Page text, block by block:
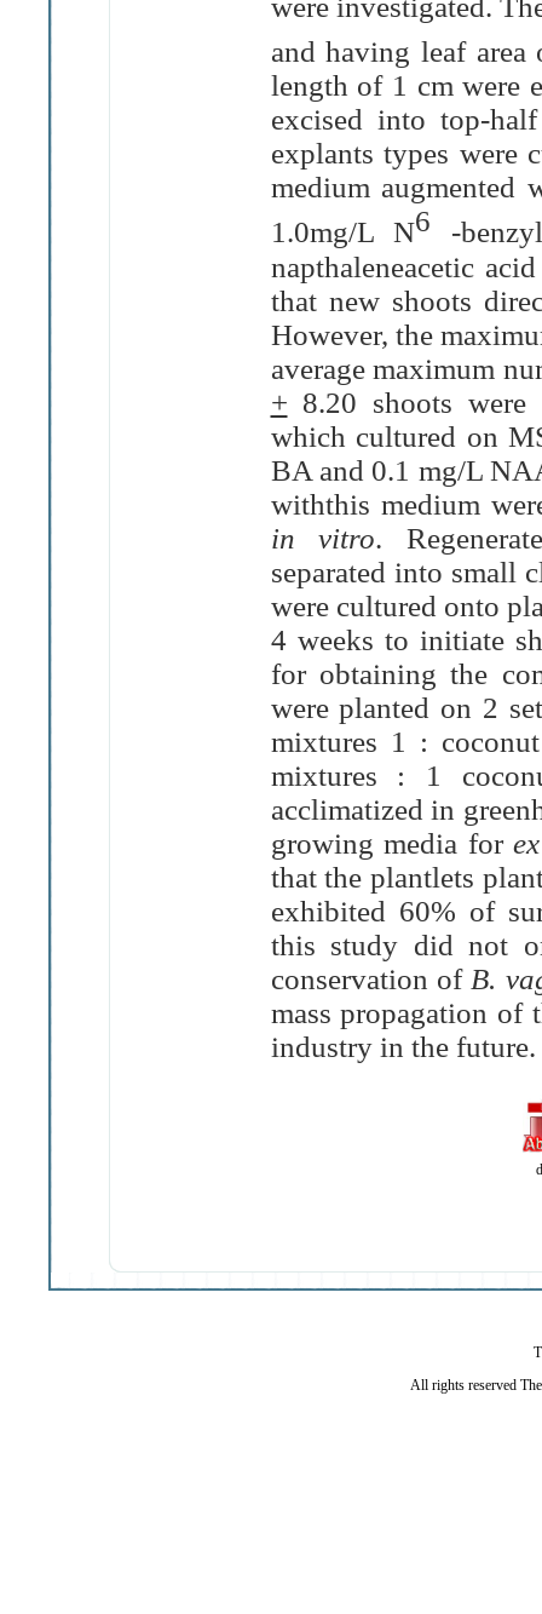
were investigated.
and having leaf area
length of 1 cm were
excised into top-
explants types were
medium augmented
1.0mg/L N6 -
napthaleneacetic
that new shoots
However, the
average maximum
+ 8.20 shoots
which cultured on
BA and 0.1 mg/L
withthis medium
in vitro.
separated into small
were cultured onto
4 weeks to initiate
for obtaining the
were planted on 2
mixtures 1 :
mixtures : 1
acclimatized in
growing media for
that the plantlets
exhibited 60% of
this study did not
conservation of B.
mass propagation of
industry in the future.
All rights reserved